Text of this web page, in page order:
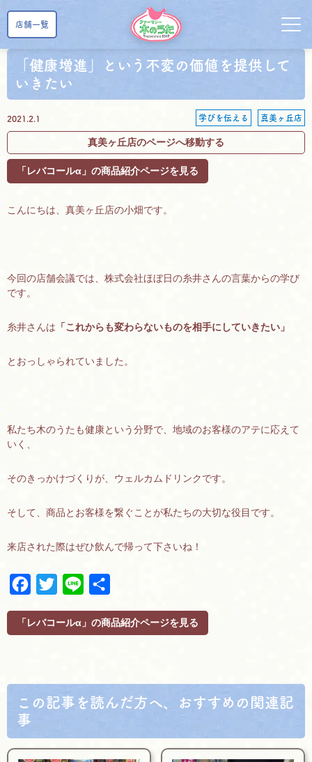
店舗一覧
「健康増進」という不変の価値を提供して
いきたい
2021.2.1 学びを伝える 真美ヶ丘店
真美ヶ丘店のページへ移動する
「レバコールα」の商品紹介ページを見る
こんにちは、真美ヶ丘店の小畑です。
今回の店舗会議では、株式会社ほぼ日の糸井さんの言葉からの学び
です。
糸井さんは 「これからも変わらないものを相手にしていきたい」
とおっしゃられていました。
私たち木のうたも健康という分野で、地域のお客様のアテに応えて
いく、
そのきっかけづくりが、ウェルカムドリンクです。
そして、商品とお客様を繋ぐことが私たちの大切な役目です。
来店された際はぜひ飲んで帰って下さいね！
o
k
w
r
「レバコールα」の商品紹介ページを見る
この記事を読んだ方へ、おすすめの関連記
事